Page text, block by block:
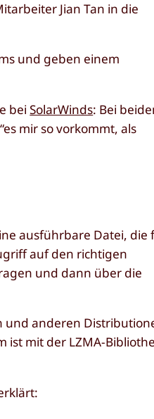
Jian Tan in die
und geben einem
beiSolarWinds: Bei
mir so vorkommt, als
ausführbare Datei, die
auf den richtigen
und dann über die
und anderen
ist mit der LZMA-